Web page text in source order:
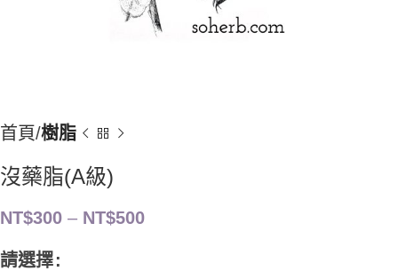
首頁 樹脂
沒藥脂(A級)
NT$300 – NT$500
請選擇